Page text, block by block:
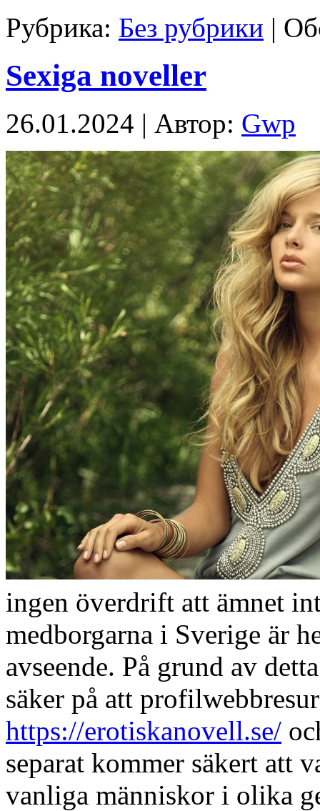
Рубрика: Без рубрики |
Sexiga noveller
26.01.2024 | Автор: Gwp
ingen överdrift att ämnet
medborgarna i Sverige är
avseende. På grund av
säker på att
https://erotiskanovell.se/
separat kommer säkert att
vanliga människor i olika